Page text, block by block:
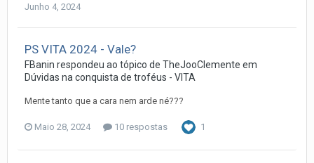
Junho 4, 2024
PS VITA 2024 - Vale?
FBanin respondeu ao tópico de TheJooClemente em
Dúvidas na conquista de troféus - VITA
Mente tanto que a cara nem arde né???
Maio 28, 2024 10 respostas 1